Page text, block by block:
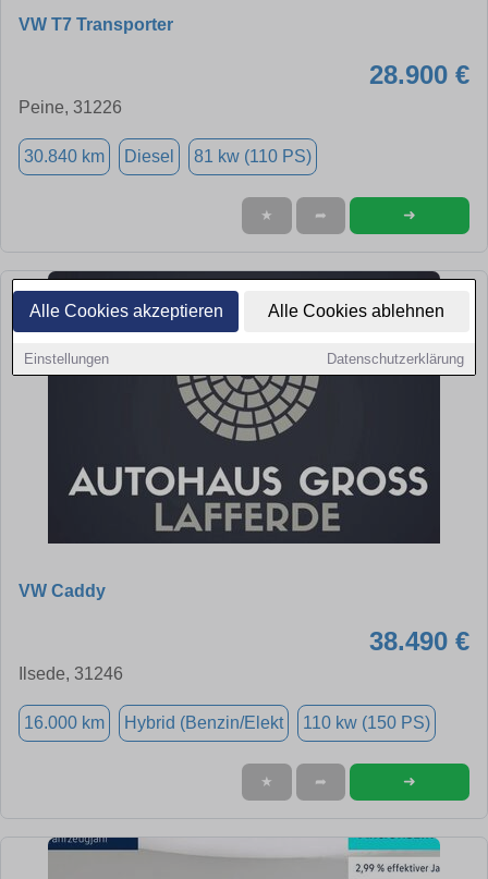
Alle Cookies akzeptieren Alle Cookies ablehnen
Einstellungen Datenschutzerklärung
VW T7 Transporter
28.900 €
Peine, 31226
30.840 km Diesel 81 kw (110 PS)
★ ➦ ➜
VW Caddy
38.490 €
Ilsede, 31246
16.000 km Hybrid (Benzin/Elekt 110 kw (150 PS)
★ ➦ ➜